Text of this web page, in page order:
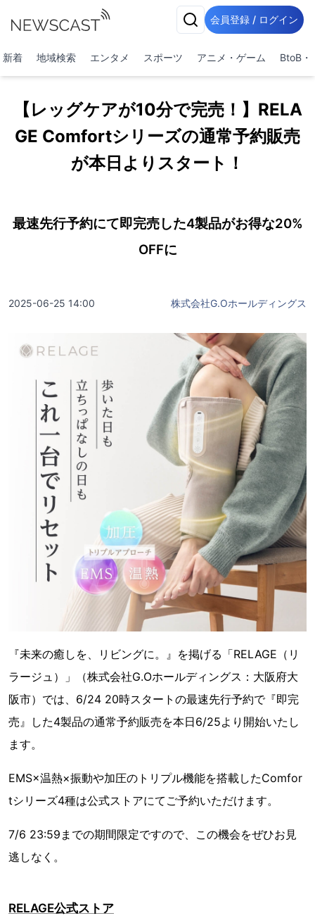
会員登録 / ログイン
新着 地域検索 エンタメ スポーツ アニメ・ゲーム BtoB・
【レッグケアが10分で完売！】RELA
GE Comfortシリーズの通常予約販売
が本日よりスタート！
最速先行予約にて即完売した4製品がお得な20%
OFFに
2025-06-25 14:00 株式会社G.Oホールディングス
『未来の癒しを、リビングに。』を掲げる「RELAGE（リ
ラージュ）」（株式会社G.Oホールディングス：大阪府大
阪市）では、6/24 20時スタートの最速先行予約で『即完
売』した4製品の通常予約販売を本日6/25より開始いたし
ます。
EMS×温熱×振動や加圧のトリプル機能を搭載したComfor
tシリーズ4種は公式ストアにてご予約いただけます。
7/6 23:59までの期間限定ですので、この機会をぜひお見
逃しなく。
RELAGE公式ストア